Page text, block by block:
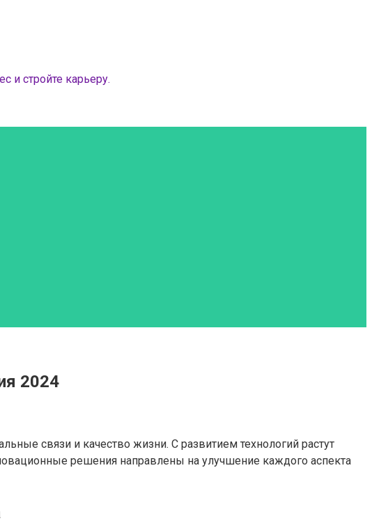
и стройте карьеру.
2024
связи и качество жизни. С развитием технологий растут
решения направлены на улучшение каждого аспекта